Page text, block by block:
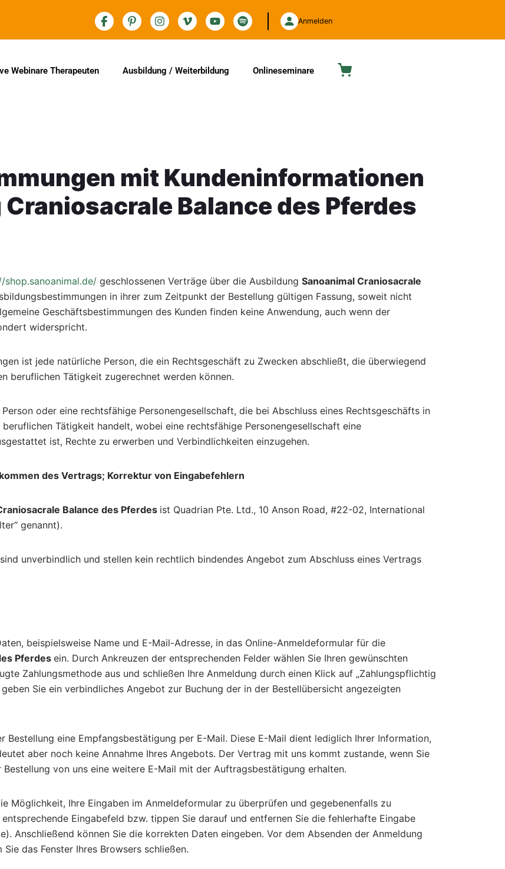
Anmelden
Webinare Therapeuten Ausbildung / Weiterbildung Onlineseminare
mit Kundeninformationen
Balance des Pferdes
shop.sanoanimal.de/ geschlossenen Verträge über die Ausbildung Sanoanimal Craniosacrale
in ihrer zum Zeitpunkt der Bestellung gültigen Fassung, soweit nicht
Geschäftsbestimmungen des Kunden finden keine Anwendung, auch wenn der
widerspricht.
ist jede natürliche Person, die ein Rechtsgeschäft zu Zwecken abschließt, die überwiegend
beruflichen Tätigkeit zugerechnet werden können.
oder eine rechtsfähige Personengesellschaft, die bei Abschluss eines Rechtsgeschäfts in
Tätigkeit handelt, wobei eine rechtsfähige Personengesellschaft eine
ist, Rechte zu erwerben und Verbindlichkeiten einzugehen.
des Vertrags; Korrektur von Eingabefehlern
Balance des Pferdes ist Quadrian Pte. Ltd., 10 Anson Road, #22-02, International
genannt).
unverbindlich und stellen kein rechtlich bindendes Angebot zum Abschluss eines Vertrags
beispielsweise Name und E-Mail-Adresse, in das Online-Anmeldeformular für die
Pferdes ein. Durch Ankreuzen der entsprechenden Felder wählen Sie Ihren gewünschten
Zahlungsmethode aus und schließen Ihre Anmeldung durch einen Klick auf „Zahlungspflichtig
Sie ein verbindliches Angebot zur Buchung der in der Bestellübersicht angezeigten
Bestellung eine Empfangsbestätigung per E-Mail. Diese E-Mail dient lediglich Ihrer Information,
aber noch keine Annahme Ihres Angebots. Der Vertrag mit uns kommt zustande, wenn Sie
von uns eine weitere E-Mail mit der Auftragsbestätigung erhalten.
Möglichkeit, Ihre Eingaben im Anmeldeformular zu überprüfen und gegebenenfalls zu
Eingabefeld bzw. tippen Sie darauf und entfernen Sie die fehlerhafte Eingabe
Anschließend können Sie die korrekten Daten eingeben. Vor dem Absenden der Anmeldung
das Fenster Ihres Browsers schließen.